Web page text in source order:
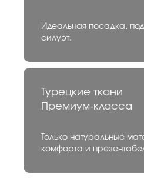
Идеальная посадка,
силуэт.
Турецкие ткани
Премиум-класса
Только натуральные
комфорта и